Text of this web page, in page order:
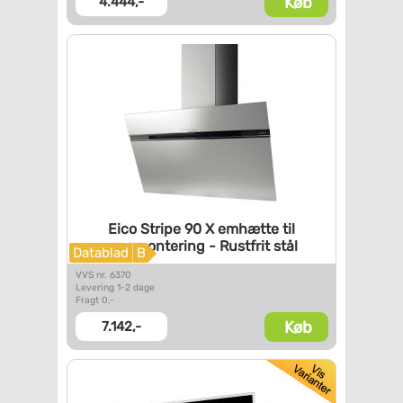
Eico Stripe 90 X emhætte til
vægmontering - Rustfrit stål
Datablad B
VVS nr. 6370
Levering 1-2 dage
Fragt 0,-
7.142,- Køb